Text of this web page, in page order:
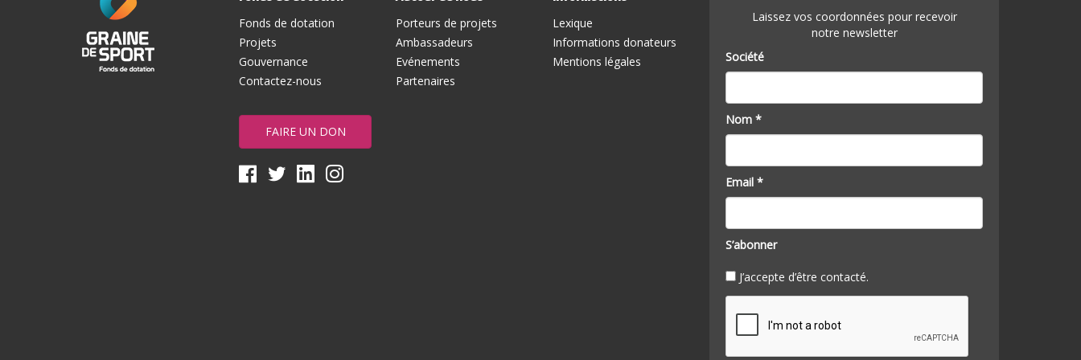
Fonds de dotation
Projets
Gouvernance
Contactez-nous
FAIRE UN DON
Porteurs de projets
Ambassadeurs
Evénements
Partenaires
Lexique
Informations donateurs
Mentions légales
Laissez vos coordonnées pour recevoir
notre newsletter
Société
Nom *
Email *
S’abonner
J’accepte d’être contacté.